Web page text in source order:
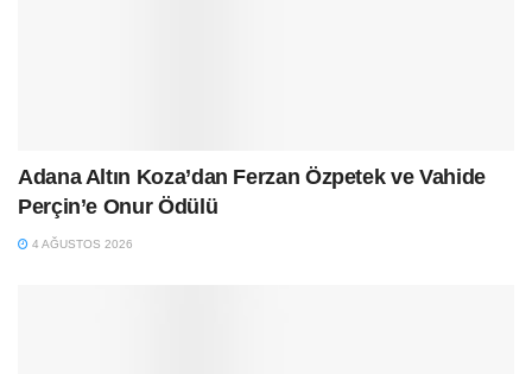
Adana Altın Koza’dan Ferzan Özpetek ve Vahide
Perçin’e Onur Ödülü
4 AĞUSTOS 2026